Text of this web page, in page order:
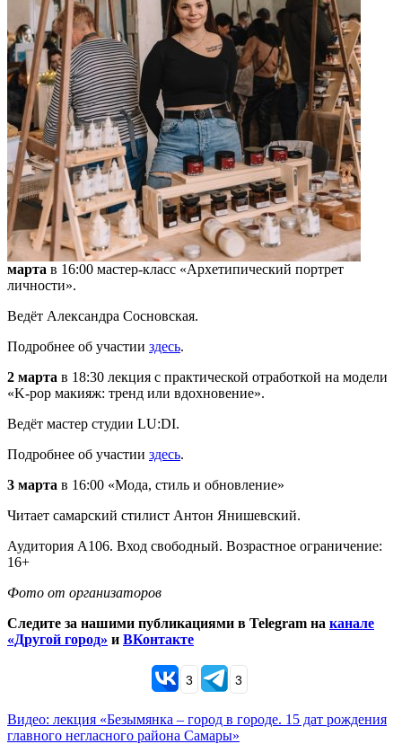
марта в 16:00 мастер-класс «Архетипический портрет
личности».
Ведёт Александра Сосновская.
Подробнее об участии здесь.
2 марта в 18:30 лекция с практической отработкой на модели
«K-pop макияж: тренд или вдохновение».
Ведёт мастер студии LU:DI.
Подробнее об участии здесь.
3 марта в 16:00 «Мода, стиль и обновление»
Читает самарский стилист Антон Янишевский.
Аудитория А106. Вход свободный. Возрастное ограничение:
16+
Фото от организаторов
Следите за нашими публикациями в Telegram на канале
«Другой город» и ВКонтакте
3 3
Видео: лекция «Безымянка – город в городе. 15 дат рождения
главного негласного района Самары»